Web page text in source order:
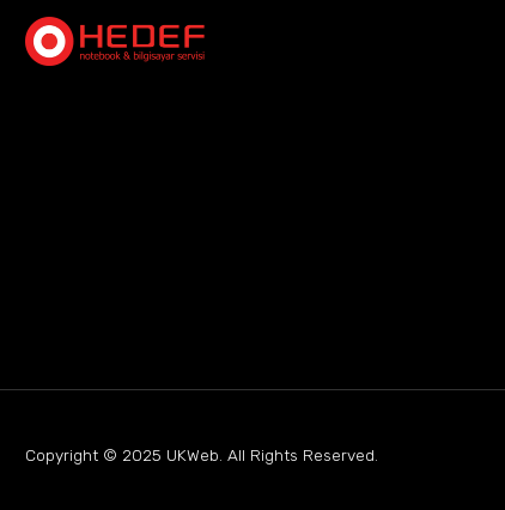
Copyright © 2025 UKWeb . All Rights Reserved.